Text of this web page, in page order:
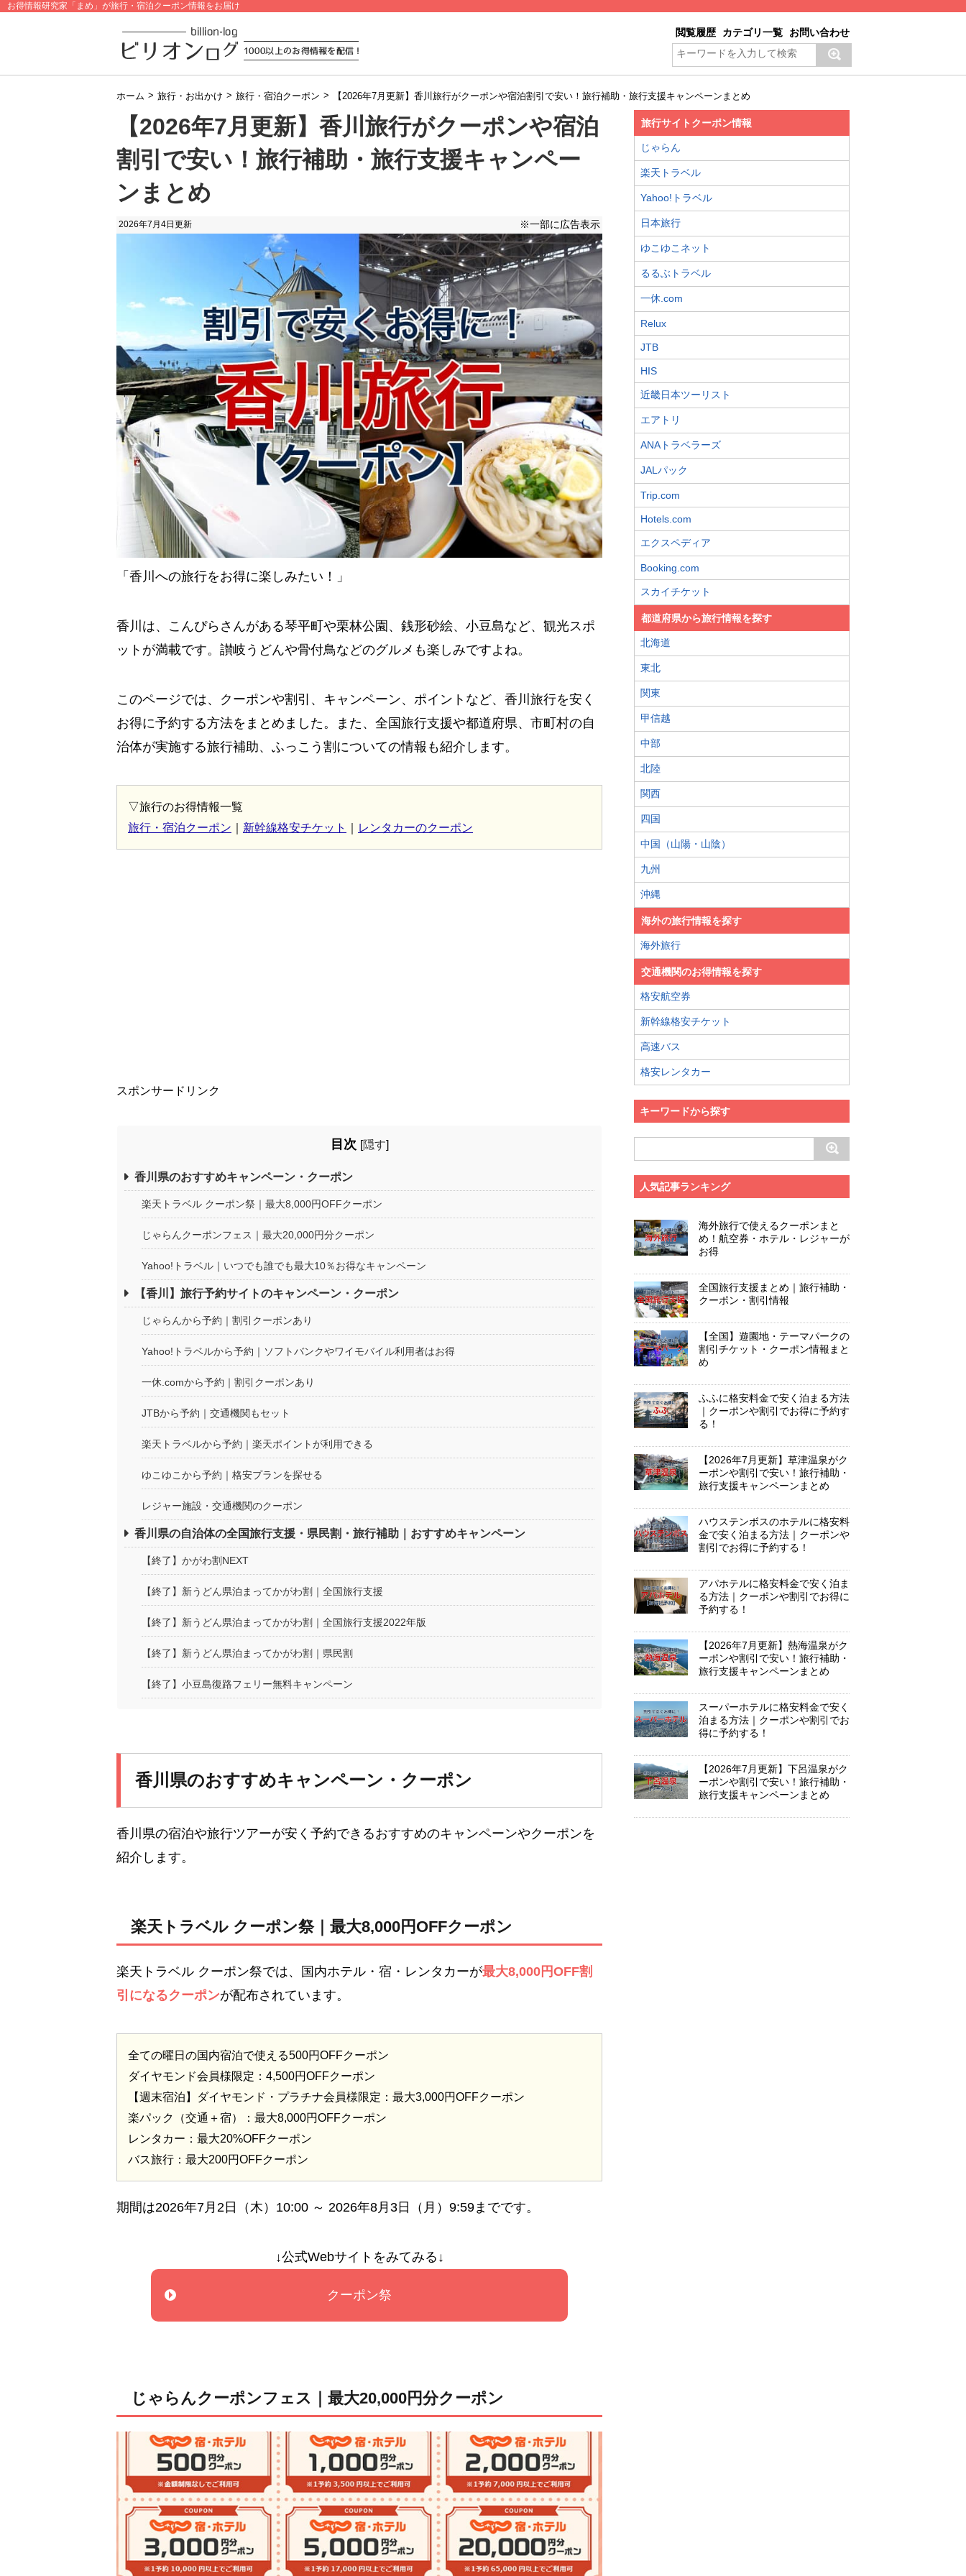
お得情報研究家「まめ」が旅行・宿泊クーポン情報をお届け
閲覧履歴 カテゴリ一覧 お問い合わせ
ホーム > 旅行・お出かけ > 旅行・宿泊クーポン > 【2026年7月更新】香川旅行がクーポンや宿泊割引で安い！旅行補助・旅行支援キャンペーンまとめ
【2026年7月更新】香川旅行がクーポンや宿泊
割引で安い！旅行補助・旅行支援キャンペー
ンまとめ
2026年7月4日 更新 ※一部に広告表示
「香川への旅行をお得に楽しみたい！」
香川は、こんぴらさんがある琴平町や栗林公園、銭形砂絵、小豆島など、観光スポ
ットが満載です。讃岐うどんや骨付鳥などのグルメも楽しみですよね。
このページでは、クーポンや割引、キャンペーン、ポイントなど、香川旅行を安く
お得に予約する方法をまとめました。また、全国旅行支援や都道府県、市町村の自
治体が実施する旅行補助、ふっこう割についての情報も紹介します。
▽旅行のお得情報一覧
旅行・宿泊クーポン
新幹線格安チケット レンタカーのクーポン
スポンサードリンク
目次 [隠す]
香川県のおすすめキャンペーン・クーポン
楽天トラベル クーポン祭｜最大8,000円OFFクーポン
じゃらんクーポンフェス｜最大20,000円分クーポン
Yahoo!トラベル｜いつでも誰でも最大10％お得なキャンペーン
【香川】旅行予約サイトのキャンペーン・クーポン
じゃらんから予約｜割引クーポンあり
Yahoo!トラベルから予約｜ソフトバンクやワイモバイル利用者はお得
一休.comから予約｜割引クーポンあり
JTBから予約｜交通機関もセット
楽天トラベルから予約｜楽天ポイントが利用できる
ゆこゆこから予約｜格安プランを探せる
レジャー施設・交通機関のクーポン
香川県の自治体の全国旅行支援・県民割・旅行補助｜おすすめキャンペーン
【終了】かがわ割NEXT
【終了】新うどん県泊まってかがわ割｜全国旅行支援
【終了】新うどん県泊まってかがわ割｜全国旅行支援2022年版
【終了】新うどん県泊まってかがわ割｜県民割
【終了】小豆島復路フェリー無料キャンペーン
香川県のおすすめキャンペーン・クーポン
香川県の宿泊や旅行ツアーが安く予約できるおすすめのキャンペーンやクーポンを
紹介します。
楽天トラベル クーポン祭｜最大8,000円OFFクーポン
楽天トラベル クーポン祭では、国内ホテル・宿・レンタカーが最大8,000円OFF割
引になるクーポンが配布されています。
全ての曜日の国内宿泊で使える500円OFFクーポン
ダイヤモンド会員様限定：4,500円OFFクーポン
【週末宿泊】ダイヤモンド・プラチナ会員様限定：最大3,000円OFFクーポン
楽パック（交通＋宿）：最大8,000円OFFクーポン
レンタカー：最大20%OFFクーポン
バス旅行：最大200円OFFクーポン
期間は2026年7月2日（木）10:00 ～ 2026年8月3日（月）9:59までです。
↓公式Webサイトをみてみる↓
クーポン祭
じゃらんクーポンフェス｜最大20,000円分クーポン
旅行サイトクーポン情報
じゃらん
楽天トラベル
Yahoo!トラベル
日本旅行
ゆこゆこネット
るるぶトラベル
一休.com
Relux
JTB
HIS
近畿日本ツーリスト
エアトリ
ANAトラベラーズ
JALパック
Trip.com
Hotels.com
エクスペディア
Booking.com
スカイチケット
都道府県から旅行情報を探す
北海道
東北
関東
甲信越
中部
北陸
関西
四国
中国（山陽・山陰）
九州
沖縄
海外の旅行情報を探す
海外旅行
交通機関のお得情報を探す
格安航空券
新幹線格安チケット
高速バス
格安レンタカー
キーワードから探す
人気記事ランキング
海外旅行で使えるクーポンまと
め！航空券・ホテル・レジャーが
お得
全国旅行支援まとめ｜旅行補助・
クーポン・割引情報
【全国】遊園地・テーマパークの
割引チケット・クーポン情報まと
め
ふふに格安料金で安く泊まる方法
｜クーポンや割引でお得に予約す
る！
【2026年7月更新】草津温泉がク
ーポンや割引で安い！旅行補助・
旅行支援キャンペーンまとめ
ハウステンボスのホテルに格安料
金で安く泊まる方法｜クーポンや
割引でお得に予約する！
アパホテルに格安料金で安く泊ま
る方法｜クーポンや割引でお得に
予約する！
【2026年7月更新】熱海温泉がク
ーポンや割引で安い！旅行補助・
旅行支援キャンペーンまとめ
スーパーホテルに格安料金で安く
泊まる方法｜クーポンや割引でお
得に予約する！
【2026年7月更新】下呂温泉がク
ーポンや割引で安い！旅行補助・
旅行支援キャンペーンまとめ